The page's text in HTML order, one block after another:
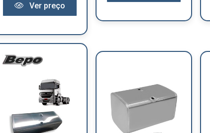
Ver preço